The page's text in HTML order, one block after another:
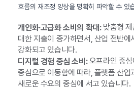
흐름의 재조정 양상을 명확히 파악할 수 있
개인화·고급화 소비의 확대:맞춤형 제
대한 지출이 증가하면서, 산업 전반에
강화되고 있습니다.
디지털 경험 중심 소비:오프라인 중심
중심으로 이동함에 따라, 플랫폼 산업
새로운 수요의 중심에 서고 있습니다.